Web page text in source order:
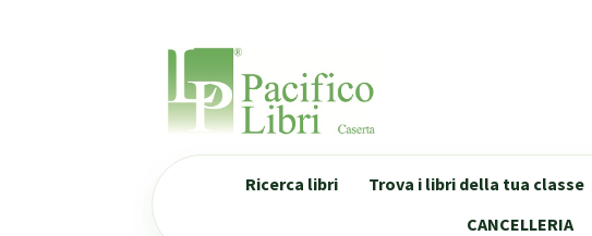
Vai
alla
navigazione
Vai
contenuto
Ricerca libri Trova i libri della tua classe
CANCELLERIA